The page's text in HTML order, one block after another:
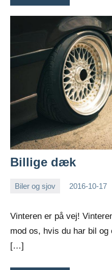
Billige dæk
Biler og sjov 2016-10-17
Vinteren er på vej!
mod os, hvis du har bil
[…]